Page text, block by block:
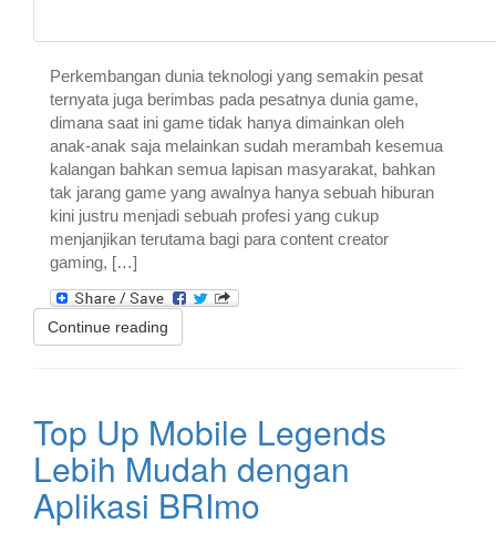
Perkembangan dunia teknologi yang semakin pesat
ternyata juga berimbas pada pesatnya dunia game,
dimana saat ini game tidak hanya dimainkan oleh
anak-anak saja melainkan sudah merambah kesemua
kalangan bahkan semua lapisan masyarakat, bahkan
tak jarang game yang awalnya hanya sebuah hiburan
kini justru menjadi sebuah profesi yang cukup
menjanjikan terutama bagi para content creator
gaming, […]
Continue reading
Top Up Mobile Legends
Lebih Mudah dengan
Aplikasi BRImo